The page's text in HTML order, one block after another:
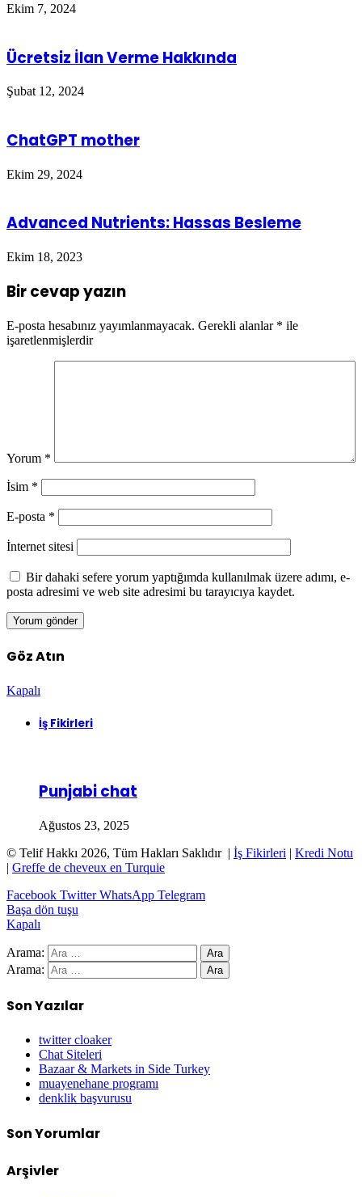
Ekim 7, 2024
Ücretsiz İlan Verme Hakkında
Şubat 12, 2024
ChatGPT mother
Ekim 29, 2024
Advanced Nutrients: Hassas Besleme
Ekim 18, 2023
Bir cevap yazın
E-posta hesabınız yayımlanmayacak. Gerekli alanlar * ile
işaretlenmişlerdir
Yorum *
İsim *
E-posta *
İnternet sitesi
Bir dahaki sefere yorum yaptığımda kullanılmak üzere adımı, e-
posta adresimi ve web site adresimi bu tarayıcıya kaydet.
Göz Atın
Kapalı
İş Fikirleri
Punjabi chat
Ağustos 23, 2025
© Telif Hakkı 2026, Tüm Hakları Saklıdır | İş Fikirleri | Kredi Notu
| Greffe de cheveux en Turquie
Facebook Twitter WhatsApp Telegram
Başa dön tuşu
Kapalı
Arama:
Arama:
Son Yazılar
twitter cloaker
Chat Siteleri
Bazaar & Markets in Side Turkey
muayenehane programı
denklik başvurusu
Son Yorumlar
Arşivler